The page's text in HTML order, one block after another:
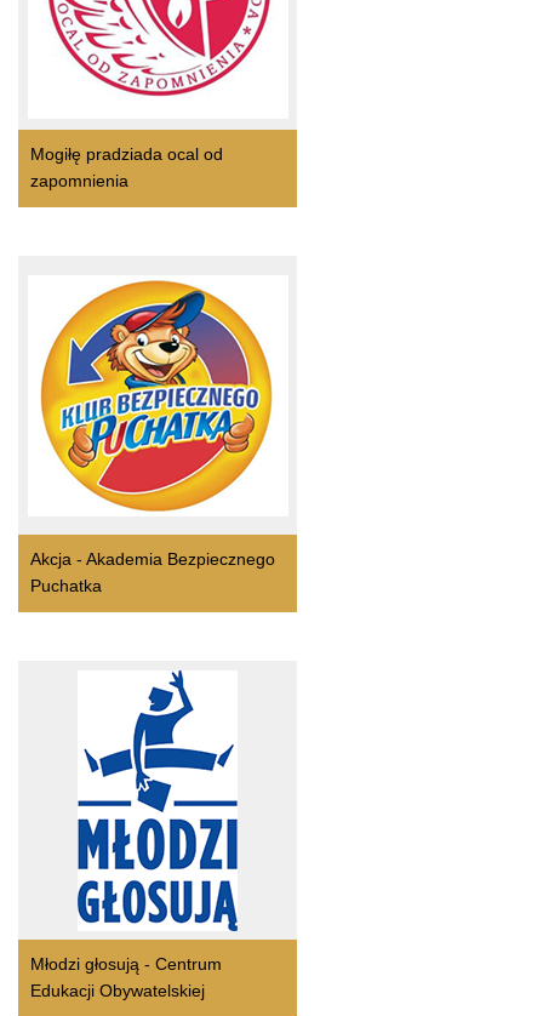
Mogiłę pradziada ocal od
zapomnienia
Akcja - Akademia Bezpiecznego
Puchatka
Młodzi głosują - Centrum
Edukacji Obywatelskiej